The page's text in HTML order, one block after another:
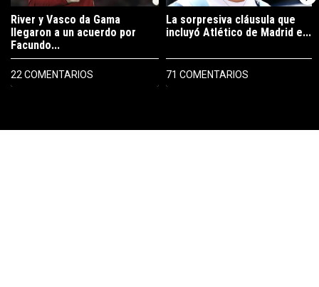
River y Vasco da Gama
llegaron a un acuerdo por
Facundo...
22 COMENTARIOS
La sorpresiva cláusula que
incluyó Atlético de Madrid e...
71 COMENTARIOS